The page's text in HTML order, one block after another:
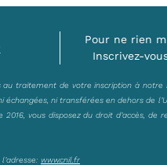
Pour ne rien
Inscrivez-
traitement de votre inscription à
échangées, ni transférées en dehors
vous disposez du droit d’accès,
www.cnil.fr